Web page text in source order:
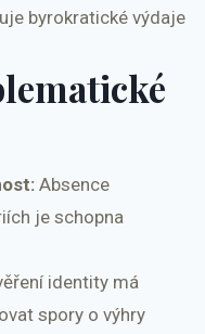
byrokratické výdaje
Absence
je schopna
identity má
spory o výhry